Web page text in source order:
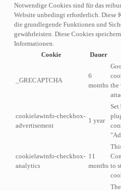
Notwendige Cookies sind für das
Website unbedingt erforderlich. Diese
die grundlegende Funktionen und
gewährleisten. Diese Cookies
Informationen.
Cookie
Dauer
_GRECAPTCHA
6
months the
cookielawinfo-checkbox-
advertisement
1 year
cookielawinfo-checkbox-
analytics
11
months to